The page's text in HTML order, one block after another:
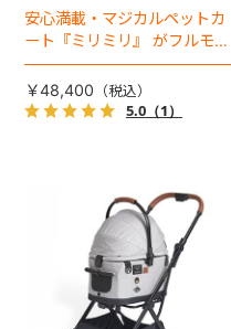
安心満載・マジカルペットカ
ート『ミリミリ』 がフルモデ
ルチェンジ。 新機能「マジカ
ルフォールディング」搭載
￥48,400
5.0（1）